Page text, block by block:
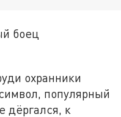
боец
охранники
популярный
дёргался, к